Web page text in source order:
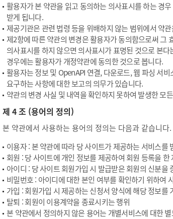
활용자가 본 약관을 읽고 동의하는 의사표시를 하는 경
받게 됩니다.
제공기관은 관련 법령 등을 위배하지 않는 범위에서 약
제2항에 따른 약관의 변경은 활용자가 동의함으로써 그
의사표시를 하지 않으면 의사표시가 표명된 것으로 본
경우에는 활용자가 개정약관에 동의한 것으로 봅니다.
활용자는 정보 및 OpenAPI 연결, 다운로드, 웹 파싱 서
요구하는 사항에 대한 보고의 의무가 있습니다.
약관의 변경 사실 및 내역을 확인하지 못하여 발생한 모
제 4 조 (용어의 정의)
본 약관에서 사용하는 용어의 정의는 다음과 같습니다.
이용자 : 본 약관에 따라 당 사이트가 제공하는 서비스를
회원 : 당 사이트에 개인 정보를 제공하여 회원 등록을
아이디 : 당 사이트 회원가입 시 발급받은 회원의 신분을
비밀번호 : 아이디에 대한 본인 여부를 확인하기 위하여
가입 : 회원가입 시 제공하는 신청서 양식에 해당 정보
탈퇴 : 회원이 이용계약을 종료시키는 행위
본 약관에서 정의하지 않은 용어는 개별서비스에 대한